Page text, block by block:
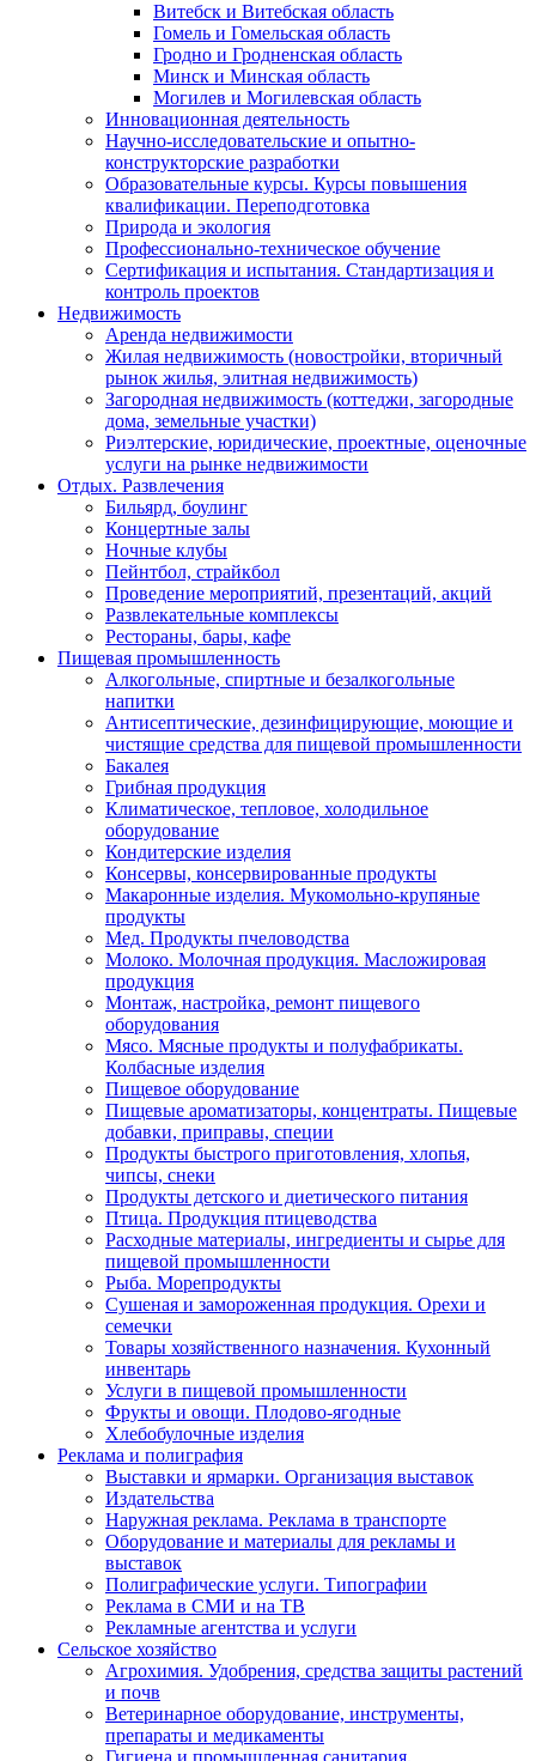
Витебск и Витебская область
Гомель и Гомельская область
Гродно и Гродненская область
Минск и Минская область
Могилев и Могилевская область
Инновационная деятельность
Научно-исследовательские и опытно-
конструкторские разработки
Образовательные курсы. Курсы повышения
квалификации. Переподготовка
Природа и экология
Профессионально-техническое обучение
Сертификация и испытания. Стандартизация и
контроль проектов
Недвижимость
Аренда недвижимости
Жилая недвижимость (новостройки, вторичный
рынок жилья, элитная недвижимость)
Загородная недвижимость (коттеджи, загородные
дома, земельные участки)
Риэлтерские, юридические, проектные, оценочные
услуги на рынке недвижимости
Отдых. Развлечения
Бильярд, боулинг
Концертные залы
Ночные клубы
Пейнтбол, страйкбол
Проведение мероприятий, презентаций, акций
Развлекательные комплексы
Рестораны, бары, кафе
Пищевая промышленность
Алкогольные, спиртные и безалкогольные
напитки
Антисептические, дезинфицирующие, моющие и
чистящие средства для пищевой промышленности
Бакалея
Грибная продукция
Климатическое, тепловое, холодильное
оборудование
Кондитерские изделия
Консервы, консервированные продукты
Макаронные изделия. Мукомольно-крупяные
продукты
Мед. Продукты пчеловодства
Молоко. Молочная продукция. Масложировая
продукция
Монтаж, настройка, ремонт пищевого
оборудования
Мясо. Мясные продукты и полуфабрикаты.
Колбасные изделия
Пищевое оборудование
Пищевые ароматизаторы, концентраты. Пищевые
добавки, приправы, специи
Продукты быстрого приготовления, хлопья,
чипсы, снеки
Продукты детского и диетического питания
Птица. Продукция птицеводства
Расходные материалы, ингредиенты и сырье для
пищевой промышленности
Рыба. Морепродукты
Сушеная и замороженная продукция. Орехи и
семечки
Товары хозяйственного назначения. Кухонный
инвентарь
Услуги в пищевой промышленности
Фрукты и овощи. Плодово-ягодные
Хлебобулочные изделия
Реклама и полиграфия
Выставки и ярмарки. Организация выставок
Издательства
Наружная реклама. Реклама в транспорте
Оборудование и материалы для рекламы и
выставок
Полиграфические услуги. Типографии
Реклама в СМИ и на ТВ
Рекламные агентства и услуги
Сельское хозяйство
Агрохимия. Удобрения, средства защиты растений
и почв
Ветеринарное оборудование, инструменты,
препараты и медикаменты